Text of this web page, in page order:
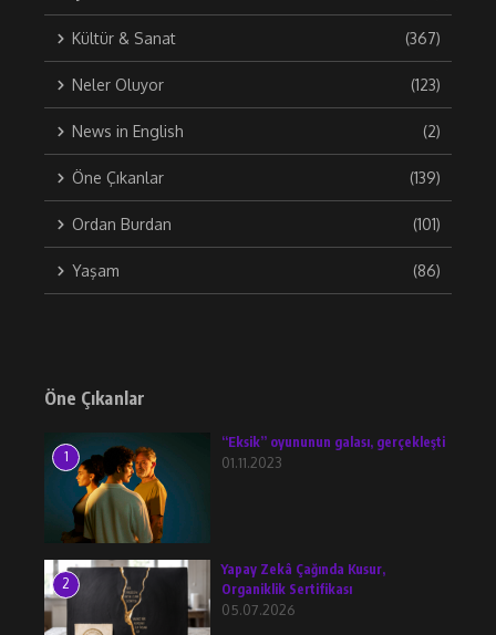
Kültür & Sanat (367)
Neler Oluyor (123)
News in English (2)
Öne Çıkanlar (139)
Ordan Burdan (101)
Yaşam (86)
Öne Çıkanlar
1
“Eksik” oyununun galası, gerçekleşti
01.11.2023
2
Yapay Zekâ Çağında Kusur,
Organiklik Sertifikası
05.07.2026